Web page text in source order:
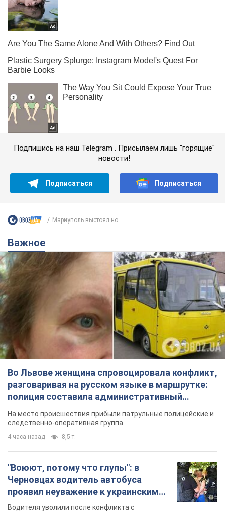
Подпишись на наш Telegram . Присылаем лишь "горящие"
новости!
Подписаться Подписаться
Мариуполь выстоял но...
Важное
Во Львове женщина спровоцировала конфликт,
разговаривая на русском языке в маршрутке:
полиция составила административный
протокол. Видео
На место происшествия прибыли патрульные полицейские и
следственно-оперативная группа
4 часа назад 8,5 т.
"Воюют, потому что глупы": в
Черновцах водитель автобуса
проявил неуважение к украинским
военным и поплатился за это.
Водителя уволили после конфликта с